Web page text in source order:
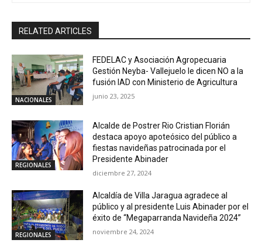
RELATED ARTICLES
NACIONALES
FEDELAC y Asociación Agropecuaria
Gestión Neyba- Vallejuelo le dicen NO a la
fusión IAD con Ministerio de Agricultura
junio 23, 2025
REGIONALES
Alcalde de Postrer Rio Cristian Florián
destaca apoyo apoteósico del público a
fiestas navideñas patrocinada por el
Presidente Abinader
diciembre 27, 2024
REGIONALES
Alcaldía de Villa Jaragua agradece al
público y al presidente Luis Abinader por el
éxito de “Megaparranda Navideña 2024”
noviembre 24, 2024